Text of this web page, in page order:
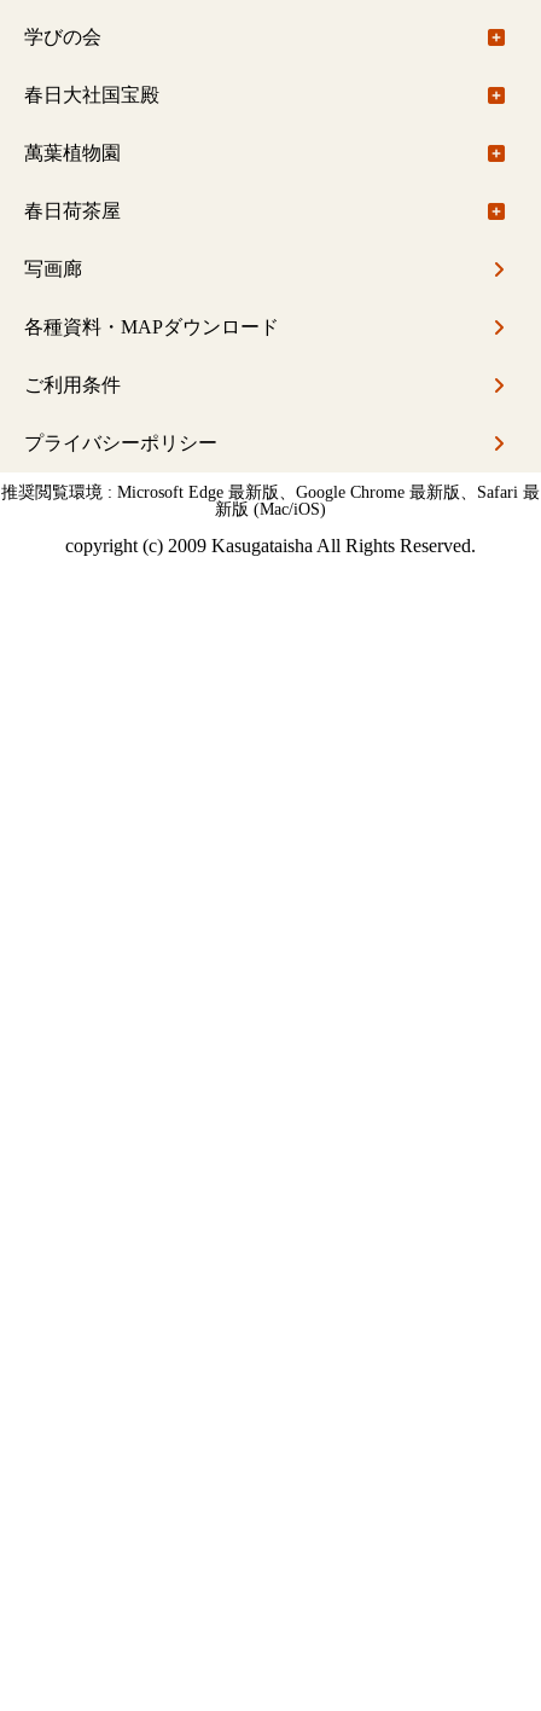
御本社（大宮）〜紀伊神社
御本社（大宮）～水谷神社
若宮十五社めぐり
水谷九社めぐり
春日の杜散歩
出張祭典
結婚式について
注意事項
ご予約について
挙式料
学びの会
学びの会について
旬祭講話
春日山錬成会
御巫（巫女）修行コース
企業研修
春日大社国宝殿
春日大社国宝殿について
展示のご案内
主な収蔵品
萬葉植物園
萬葉植物園について
園内のご案内
藤について
春日荷茶屋
春日荷茶屋について
お品書き
写画廊
各種資料・MAPダウンロード
ご利用条件
プライバシーポリシー
推奨閲覧環境 : Microsoft Edge 最新版、Google Chrome 最新版、Safari 最
新版 (Mac/iOS)
copyright (c) 2009 Kasugataisha All Rights Reserved.